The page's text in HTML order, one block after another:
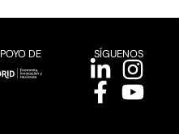
DE SÍGUENOS